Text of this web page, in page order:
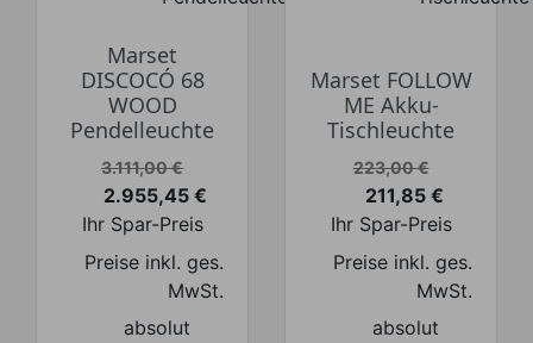
Marset
DISCOCÓ 68
WOOD
Pendelleuchte
Verkaufspreis
3.111,00 €
Preis
2.955,45 €
Ihr Spar-Preis
Preise inkl. ges.
MwSt.
absolut
Marset FOLLOW
ME Akku-
Tischleuchte
Verkaufspreis
223,00 €
Preis
211,85 €
Ihr Spar-Preis
Preise inkl. ges.
MwSt.
absolut